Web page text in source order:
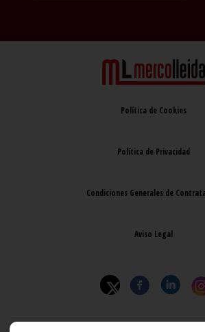
Política de Cookies
Política de Privacidad
Condiciones Generales de
Aviso Legal